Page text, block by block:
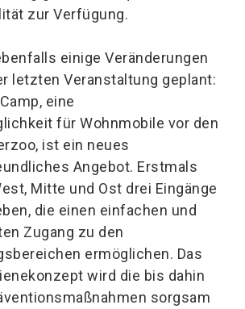
zur Verfügung.
einige Veränderungen
letzten Veranstaltung geplant:
eine
für Wohnmobile vor den
ist ein neues
Angebot. Erstmals
Mitte und Ost drei Eingänge
die einen einfachen und
Zugang zu den
ermöglichen. Das
wird die bis dahin
sorgsam